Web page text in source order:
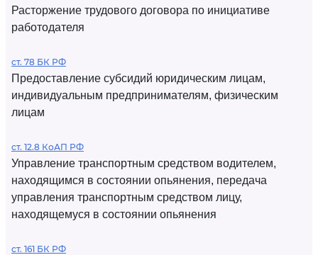
Расторжение трудового договора по инициативе
работодателя
ст. 78 БК РФ
Предоставление субсидий юридическим лицам,
индивидуальным предпринимателям, физическим
лицам
ст. 12.8 КоАП РФ
Управление транспортным средством водителем,
находящимся в состоянии опьянения, передача
управления транспортным средством лицу,
находящемуся в состоянии опьянения
ст. 161 БК РФ